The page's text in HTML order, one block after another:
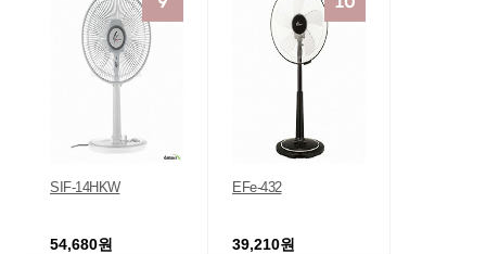
SIF-14HKW
54,680원
EFe-432
39,210원